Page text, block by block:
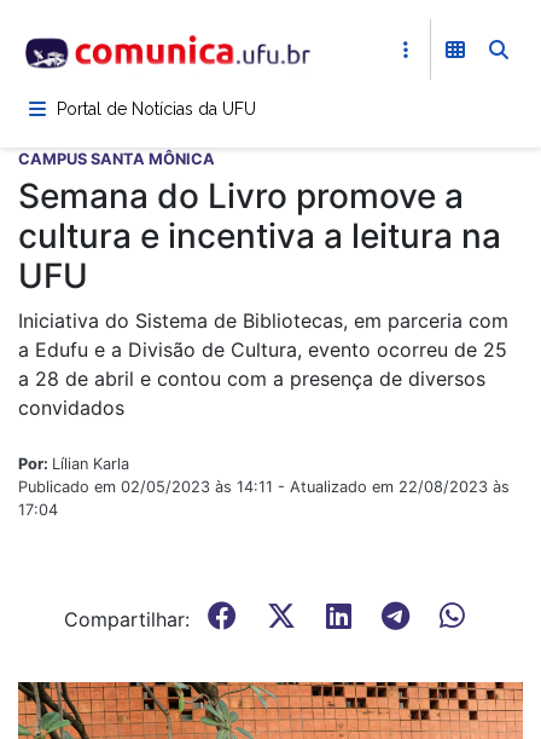
para
conteúdoPortal de Notícias da UFU
CAMPUS SANTA MÔNICA
Semana do Livro promove a
cultura e incentiva a leitura na
UFU
Iniciativa do Sistema de Bibliotecas, em parceria com
a Edufu e a Divisão de Cultura, evento ocorreu de 25
a 28 de abril e contou com a presença de diversos
convidados
Por: Lílian Karla
Publicado em 02/05/2023 às 14:11 - Atualizado em 22/08/2023 às
17:04
Compartilhar: